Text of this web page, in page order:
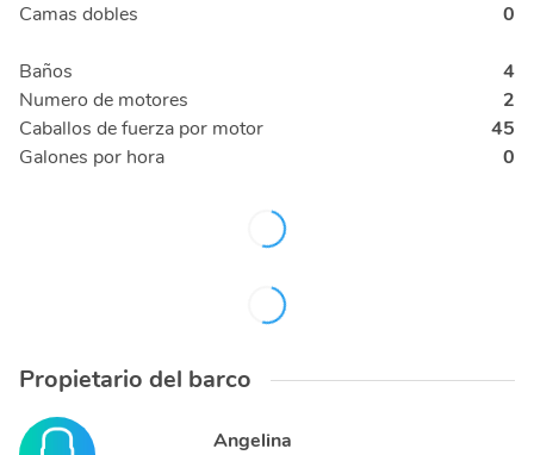
Camas dobles
0
Baños
4
Numero de motores
2
Caballos de fuerza por motor
45
Galones por hora
0
Propietario del barco
Angelina